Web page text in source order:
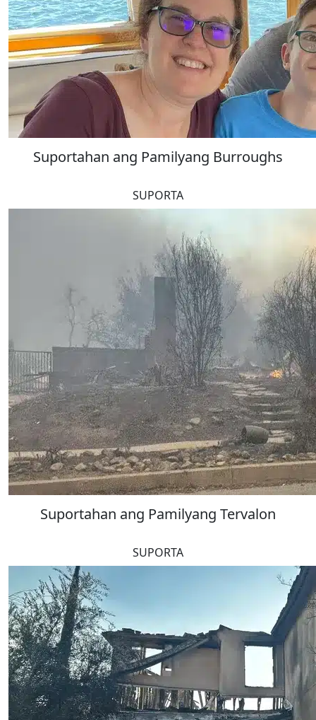
Suportahan ang Pamilyang Burroughs
SUPORTA
Suportahan ang Pamilyang Tervalon
SUPORTA